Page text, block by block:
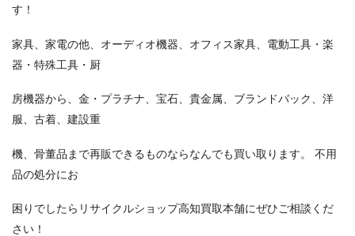
す！
家具、家電の他、オーディオ機器、オフィス家具、電動工具・楽
器・特殊工具・厨
房機器から、金・プラチナ、宝石、貴金属、ブランドバック、洋
服、古着、建設重
機、骨董品まで再販できるものならなんでも買い取ります。 不用
品の処分にお
困りでしたらリサイクルショップ高知買取本舗にぜひご相談くだ
さい！